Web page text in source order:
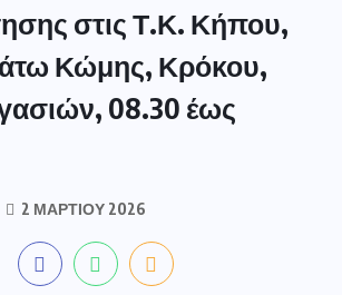
στις Τ.Κ. Κήπου,
Κώμης, Κρόκου,
08.30 έως
2 ΜΑΡΤΊΟΥ 2026